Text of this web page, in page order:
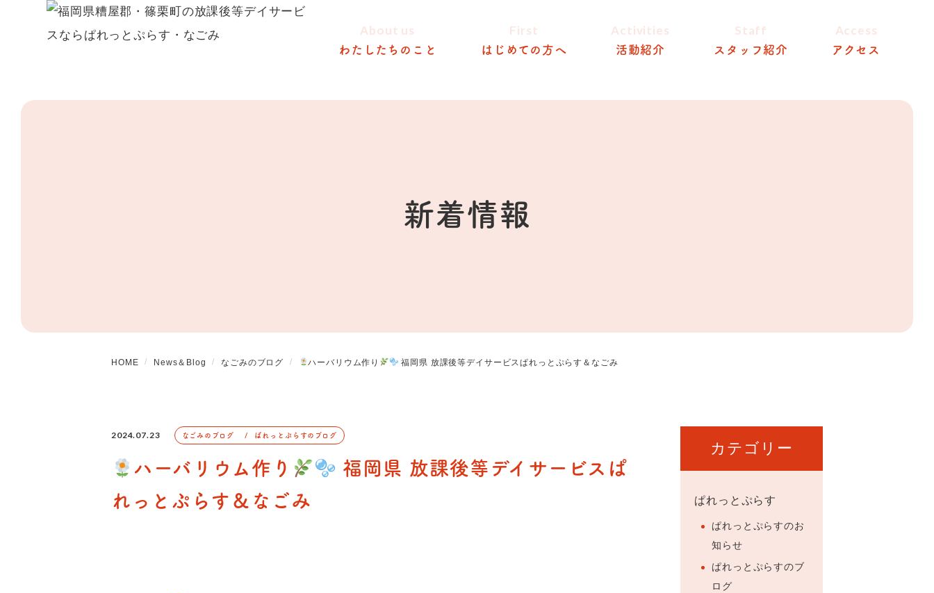
About us
わたしたちのこと
First
はじめての方へ
Activities
活動紹介
Staff
スタッフ紹介
Access
アクセス
新着情報
HOME News＆Blog なごみのブログ ハーバリウム作り 福岡県 放課後等デイサービスぱれっとぷらす＆なごみ
2024.07.23 なごみのブログ ぱれっとぷらすのブログ
ハーバリウム作り
福岡県 放課後等デイサービスぱ
れっとぷらす＆なごみ
カテゴリー
ぱれっとぷらす
ぱれっとぷらすのお
知らせ
ぱれっとぷらすのブ
ログ